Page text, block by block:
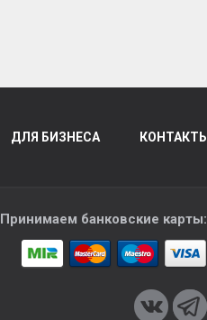
ДЛЯ БИЗНЕСА КОНТАКТЫ
Принимаем банковские карты: